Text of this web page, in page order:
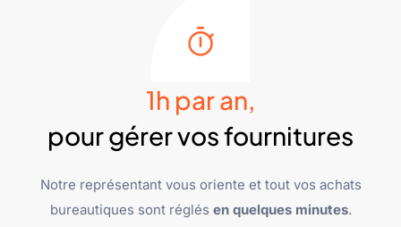
1h par an,
pour gérer vos fournitures
Notre représentant vous oriente et tout vos achats
bureautiques sont réglés en quelques minutes.